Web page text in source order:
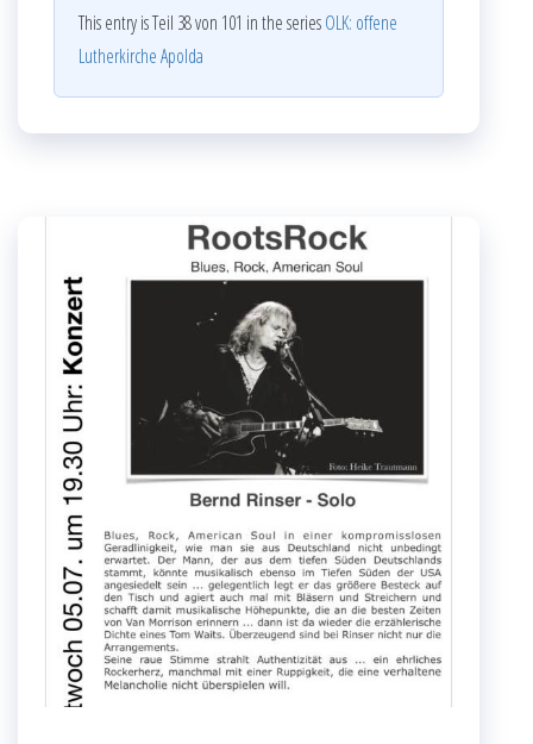
This entry is Teil 38 von 101 in the seriesOLK: offene
Lutherkirche Apolda